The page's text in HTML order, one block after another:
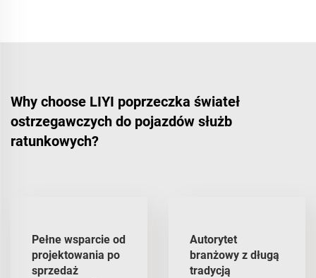
Why choose LIYI poprzeczka świateł
ostrzegawczych do pojazdów służb
ratunkowych?
Pełne wsparcie od
projektowania po
sprzedaż
Autorytet
branżowy z długą
tradycją